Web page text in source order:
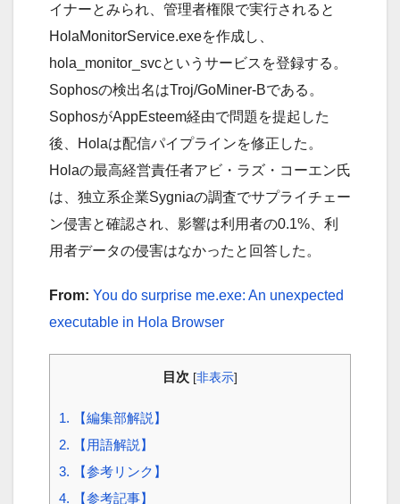
イナーとみられ、管理者権限で実行されると
HolaMonitorService.exeを作成し、
hola_monitor_svcというサービスを登録する。
Sophosの検出名はTroj/GoMiner-Bである。
SophosがAppEsteem経由で問題を提起した
後、Holaは配信パイプラインを修正した。
Holaの最高経営責任者アビ・ラズ・コーエン氏
は、独立系企業Sygniaの調査でサプライチェー
ン侵害と確認され、影響は利用者の0.1%、利
用者データの侵害はなかったと回答した。
From: You do surprise me.exe: An unexpected
executable in Hola Browser
目次 [非表示]
1. 【編集部解説】
2. 【用語解説】
3. 【参考リンク】
4. 【参考記事】